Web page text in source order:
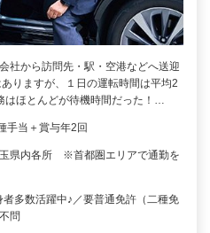
社から訪問先・駅・空港などへ送迎
りますが、１日の運転時間は平均2
はほとんどが待機時間だった！…
当＋賞与年2回
県内各所 ※首都圏エリアで通勤を
多数活躍中♪／要普通免許（二種免
問